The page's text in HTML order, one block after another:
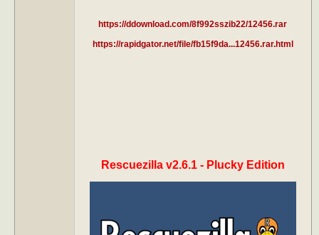
https://ddownload.com/8f992sszib22/12456.rar
https://rapidgator.net/file/fb15f9da...12456.rar.html
Rescuezilla v2.6.1 - Plucky Edition